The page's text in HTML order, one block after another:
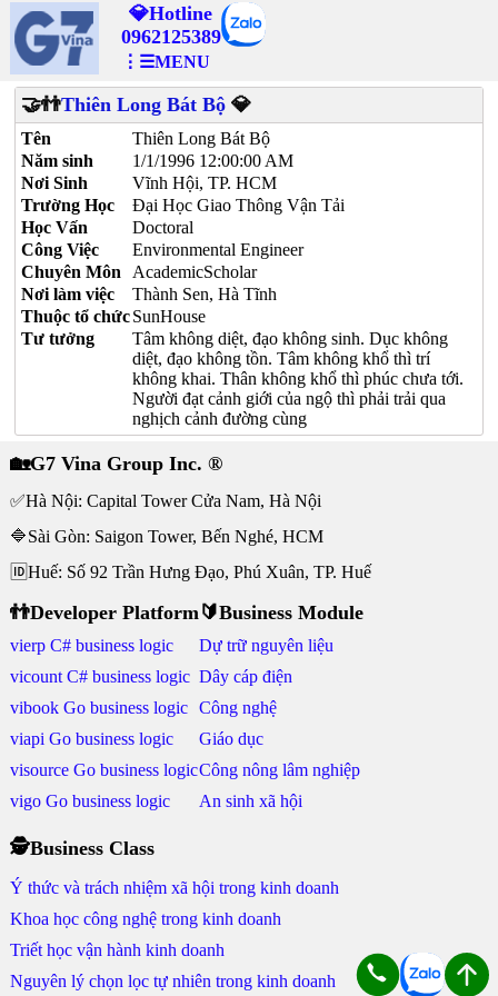
💎Hotline
0962125389
⋮☰MENU
🤝👬Thiên Long Bát Bộ 💎
Tên
Thiên Long Bát Bộ
Năm sinh
1/1/1996 12:00:00 AM
Nơi Sinh
Vĩnh Hội, TP. HCM
Trường Học
Đại Học Giao Thông Vận Tải
Học Vấn
Doctoral
Công Việc
Environmental Engineer
Chuyên Môn
AcademicScholar
Nơi làm việc
Thành Sen, Hà Tĩnh
Thuộc tổ chứcSunHouse
Tư tưởng
Tâm không diệt, đạo không sinh. Dục không
diệt, đạo không tồn. Tâm không khổ thì trí
không khai. Thân không khổ thì phúc chưa tới.
Người đạt cảnh giới của ngộ thì phải trải qua
nghịch cảnh đường cùng
🏡G7 Vina Group Inc. ®
✅Hà Nội: Capital Tower Cửa Nam, Hà Nội
🔷Sài Gòn: Saigon Tower, Bến Nghé, HCM
🆔Huế: Số 92 Trần Hưng Đạo, Phú Xuân, TP. Huế
👬Developer Platform
vierp C# business logic
vicount C# business logic
vibook Go business logic
viapi Go business logic
visource Go business logic
vigo Go business logic
🔰Business Module
Dự trữ nguyên liệu
Dây cáp điện
Công nghệ
Giáo dục
Công nông lâm nghiệp
An sinh xã hội
🕵Business Class
Ý thức và trách nhiệm xã hội trong kinh doanh
Khoa học công nghệ trong kinh doanh
Triết học vận hành kinh doanh
Nguyên lý chọn lọc tự nhiên trong kinh doanh